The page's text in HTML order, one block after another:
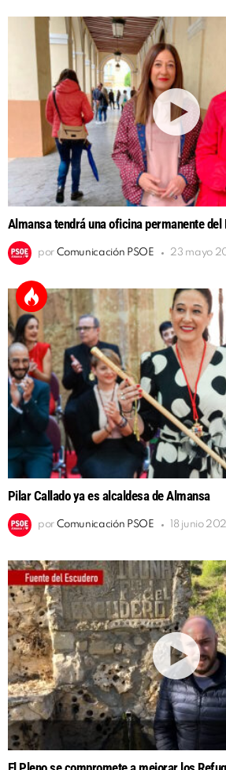
Almansa tendrá una oficina permanente del
por Comunicación PSOE 23 mayo
Pilar Callado ya es alcaldesa de Almansa
por Comunicación PSOE 18 junio